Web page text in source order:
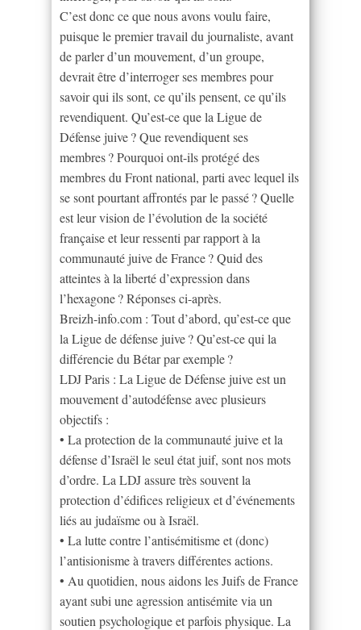
C’est donc ce que nous avons voulu faire,
puisque le premier travail du journaliste, avant
de parler d’un mouvement, d’un groupe,
devrait être d’interroger ses membres pour
savoir qui ils sont, ce qu’ils pensent, ce qu’ils
revendiquent. Qu’est-ce que la Ligue de
Défense juive ? Que revendiquent ses
membres ? Pourquoi ont-ils protégé des
membres du Front national, parti avec lequel ils
se sont pourtant affrontés par le passé ? Quelle
est leur vision de l’évolution de la société
française et leur ressenti par rapport à la
communauté juive de France ? Quid des
atteintes à la liberté d’expression dans
l’hexagone ? Réponses ci-après.
Breizh-info.com : Tout d’abord, qu’est-ce que
la Ligue de défense juive ? Qu’est-ce qui la
différencie du Bétar par exemple ?
LDJ Paris : La Ligue de Défense juive est un
mouvement d’autodéfense avec plusieurs
objectifs :
• La protection de la communauté juive et la
défense d’Israël le seul état juif, sont nos mots
d’ordre. La LDJ assure très souvent la
protection d’édifices religieux et d’événements
liés au judaïsme ou à Israël.
• La lutte contre l’antisémitisme et (donc)
l’antisionisme à travers différentes actions.
• Au quotidien, nous aidons les Juifs de France
ayant subi une agression antisémite via un
soutien psychologique et parfois physique. La